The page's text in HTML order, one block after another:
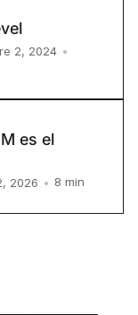
2, 2024 •
es el
2026 • 8 min